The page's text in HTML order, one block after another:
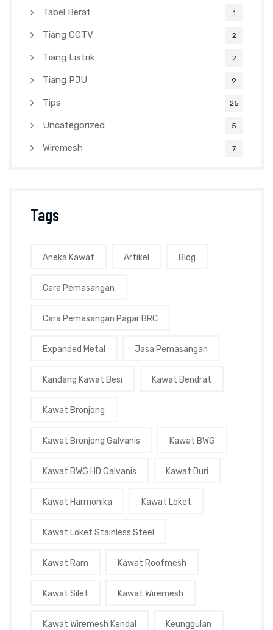
Tabel Berat 1
Tiang CCTV 2
Tiang Listrik 2
Tiang PJU 9
Tips 25
Uncategorized 5
Wiremesh 7
Tags
Aneka Kawat Artikel Blog
Cara Pemasangan
Cara Pemasangan Pagar BRC
Expanded Metal Jasa Pemasangan
Kandang Kawat Besi Kawat Bendrat
Kawat Bronjong
Kawat Bronjong Galvanis Kawat BWG
Kawat BWG HD Galvanis Kawat Duri
Kawat Harmonika Kawat Loket
Kawat Loket Stainless Steel
Kawat Ram Kawat Roofmesh
Kawat Silet Kawat Wiremesh
Kawat Wiremesh Kendal Keunggulan